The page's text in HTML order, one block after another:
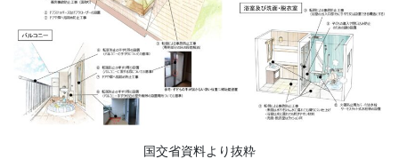
国交省資料より抜粋